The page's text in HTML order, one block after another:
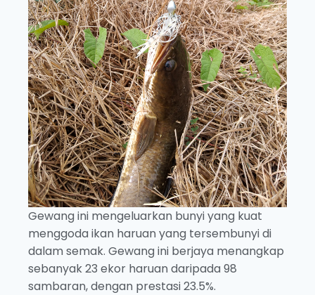
Gewang ini mengeluarkan bunyi yang kuat
menggoda ikan haruan yang tersembunyi di
dalam semak. Gewang ini berjaya menangkap
sebanyak 23 ekor haruan daripada 98
sambaran, dengan prestasi 23.5%.